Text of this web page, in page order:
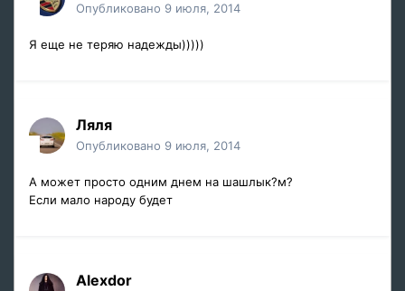
Опубликовано 9 июля, 2014
Я еще не теряю надежды)))))
Ляля
Опубликовано 9 июля, 2014
А может просто одним днем на шашлык?м?
Если мало народу будет
Alexdor